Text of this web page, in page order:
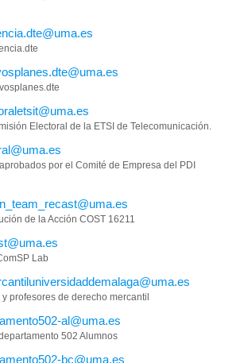
Electoral de la ETSI de Telecomunicación.
por el Comité de Empresa del PDI
de la Acción COST 16211
Lab
profesores de derecho mercantil
al@uma.es
502 Alumnos
bc@uma.es